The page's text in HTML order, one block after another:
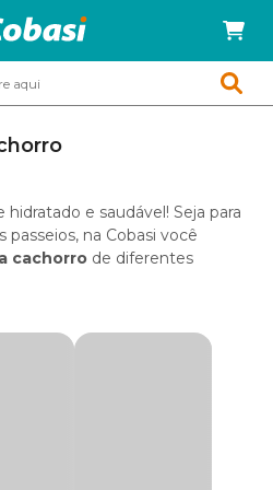
e saudável! Seja para
na Cobasi você
cachorro de diferentes
para pets de todas as
cachorro